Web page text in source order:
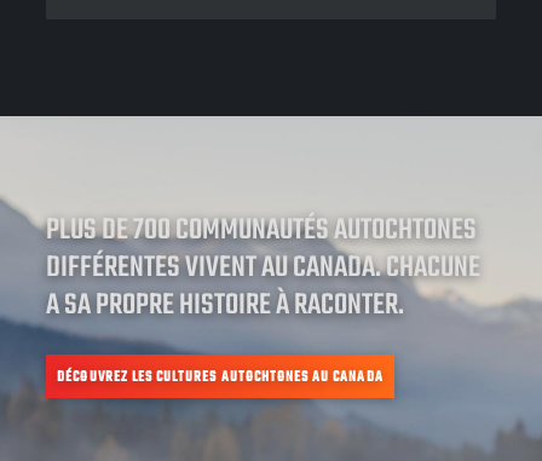
PLUS DE 700 COMMUNAUTÉS AUTOCHTONES
DIFFÉRENTES VIVENT AU CANADA. CHACUNE
A SA PROPRE HISTOIRE À RACONTER.
DÉCOUVREZ LES CULTURES AUTOCHTONES AU CANADA